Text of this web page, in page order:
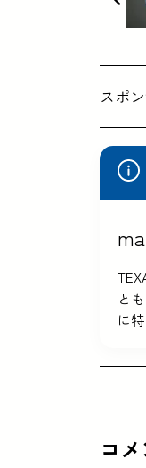
スポ
と
に
コ